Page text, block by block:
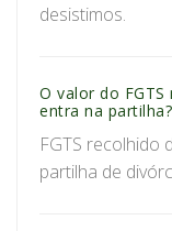
desistimos.
O valor do
entra na partilha?
FGTS recolhido
partilha de